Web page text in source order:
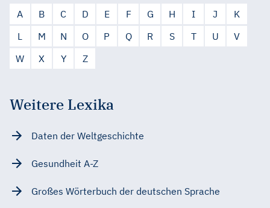
A B C D E F G H I J
K
L
M N O P Q R S T U
V
W
X Y Z
Weitere Lexika
Daten der Weltgeschichte
Gesundheit A-Z
Großes Wörterbuch der deutschen Sprache